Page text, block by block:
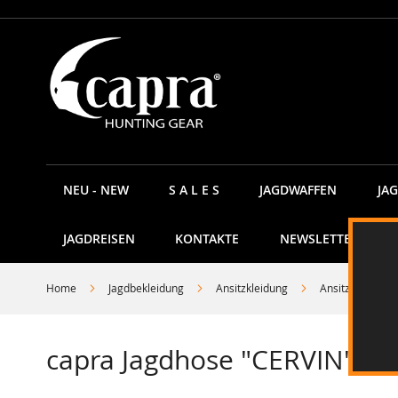
Direkt
Inhalt
NEU - NEW S A L E S JAGDWAFFEN
JAGDREISEN KONTAKTE NEWSLETTER
Home Jagdbekleidung Ansitzkleidung Ansitzhosen
capra Jagdhose "CERVIN" -